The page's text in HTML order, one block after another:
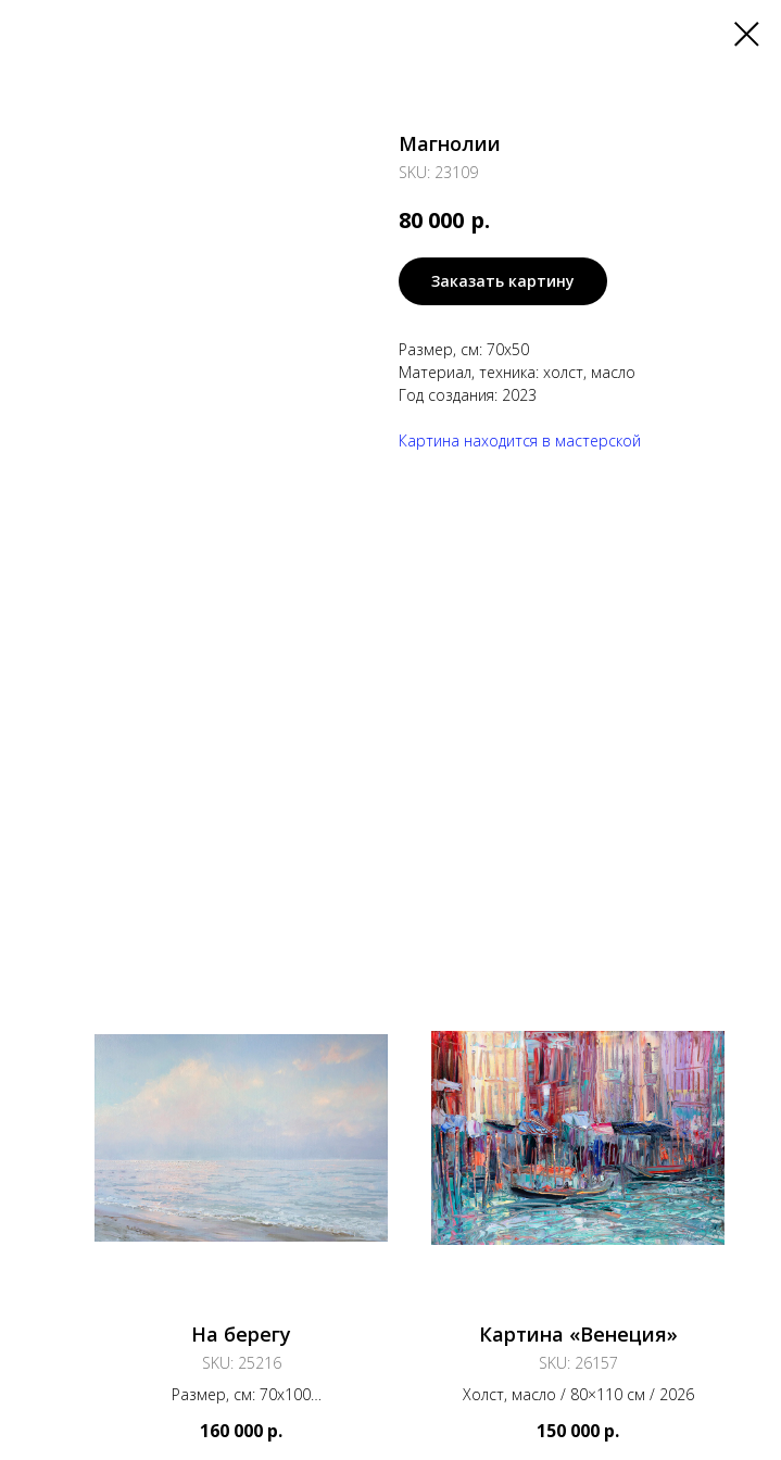
Магнолии
SKU: 23109
80 000 р.
Заказать картину
Размер, см: 70х50
Материал, техника: холст, масло
Год создания: 2023
Картина находится в мастерской
На берегу
SKU: 25216
Размер, см: 70х100
Год создания: 2025
160 000 р.
Картина «Венеция»
SKU: 26157
Холст, масло / 80×110 см / 2026
150 000 р.